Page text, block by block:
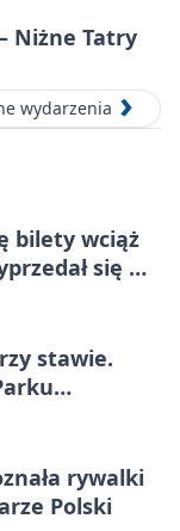
– Niżne Tatry
wydarzenia
bilety wciąż
się w
stawie.
rywalki
Polski